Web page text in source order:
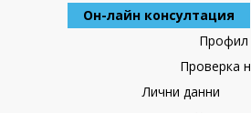
Он-лайн консултация
Профил
Проверка
Лични данни